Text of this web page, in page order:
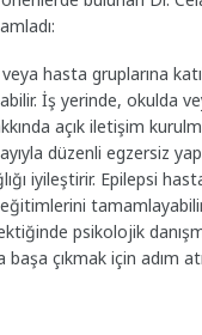
hasta gruplarına
İş yerinde, okulda
açık iletişim
düzenli egzersiz
iyileştirir. Epilepsi
psikolojik
çıkmak için adım